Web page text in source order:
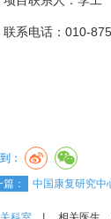
联系电话：010-
：
： 中国康复研究